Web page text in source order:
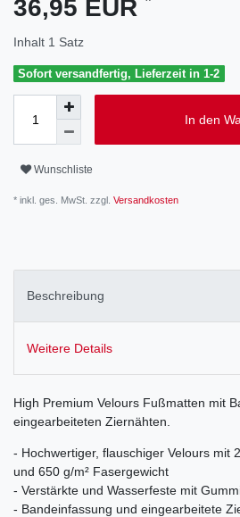
36,95 EUR
Inhalt 1 Satz
Sofort versandfertig, Lieferzeit in 1-2
In den
Wunschliste
* inkl. ges. MwSt. zzgl. Versandkosten
Beschreibung
Weitere Details
High Premium Velours Fußmatten mit
eingearbeiteten Ziernähten.
- Hochwertiger, flauschiger Velours mit
und 650 g/m² Fasergewicht
- Verstärkte und Wasserfeste mit
- Bandeinfassung und eingearbeitete